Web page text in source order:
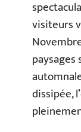
visiteurs
paysages
dissipée,